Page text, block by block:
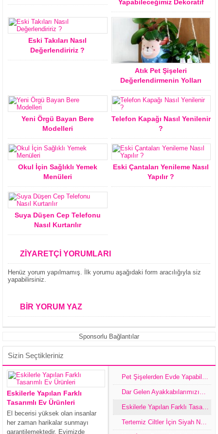
Yapabileceğimiz Dekoratif
Ürünler
Eski Takıları Nasıl
Değerlendiririz ?
Atık Pet Şişeleri
Değerlendirmenin Yolları
Yeni Örgü Bayan Bere
Modelleri
Telefon Kapağı Nasıl Yenilenir
?
Okul İçin Sağlıklı Yemek
Menüleri
Eski Çantaları Yenileme Nasıl
Yapılır ?
Suya Düşen Cep Telefonu
Nasıl Kurtarılır
ZİYARETÇİ YORUMLARI
Henüz yorum yapılmamış. İlk yorumu aşağıdaki form aracılığıyla siz
yapabilirsiniz.
BİR YORUM YAZ
Sponsorlu Bağlantılar
Sizin Seçtikleriniz
Eskilerle Yapılan Farklı
Tasarımlı Ev Ürünleri
El becerisi yüksek olan insanlar
her zaman harikalar sunmayı
garantilemektedir. Evimizde
Pet Şişelerden Evde Yapabileceğimiz Dekoratif Eşyalar
Dar Gelen Ayakkabılarımızın Evlerimizde Kolay Genişletme Yöntemi Ve Ayakkabıları Muhafaza Etmek,Tasarım İle Değiştirme Yolları
Eskilerle Yapılan Farklı Tasarımlı Ev Ürünleri
Tertemiz Ciltler İçin Siyah Noktalara Elveda